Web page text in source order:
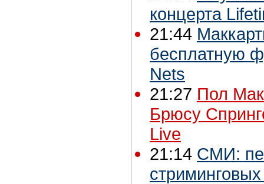
концерта
21:44
бесплатную
Nets
21:27 Пол
Брюсу
Live
21:14 СМИ: